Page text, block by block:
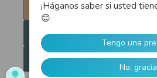
© 2026
Envíos, Devoluciones y
Términos y
Rechazar
Aceptar todas